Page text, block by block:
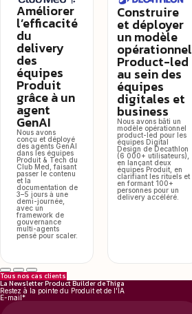
Améliorer
l’efficacité
du
delivery
des
équipes
Produit
grâce à un
agent
GenAI
Nous avons
conçu et déployé
des agents GenAI
dans les équipes
Produit & Tech du
Club Med, faisant
passer le contenu
et la
documentation de
3–5 jours à une
demi-journée,
avec un
framework de
gouvernance
multi-agents
pensé pour scaler.
Construire
et déployer
un modèle
opérationnel
Product-led
au sein des
équipes
digitales et
business
Nous avons bâti un
modèle opérationnel
product-led pour les
équipes Digital
Design de Decathlon
(6 000+ utilisateurs),
en lançant deux
équipes Produit, en
clarifiant les rituels et
en formant 100+
personnes pour un
delivery accéléré.
Tous nos cas clients
La Newsletter Product Builder de Thiga
Restez à la pointe du Produit et de l'IA
E-mail*